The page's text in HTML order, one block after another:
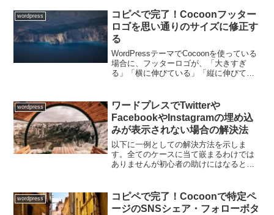
wordpress
コピペで完了！Cocoonフッター
ロゴを思い通りのサイズに修正す
る
WordPressテーマでCocoonを使っている
場合に、フッターロゴが、「大きすぎ
る」「横に伸びている」「縦に伸びてい
します。フッターロゴサイズを修正する
手順以下の手...
wordpress
ワードプレスでTwitterや
FacebookやInstagramの埋め込
みが表示されない場合の解決法
以下に一例としての解決方法を示しま
す。全てのケースに当て嵌まるわけでは
ありませんが初心者の助けにはなると思
ないときはトラッキング防止機能Firef...
wordpress
コピペで完了！Cocoonで特定ペ
ージのSNSシェア・フォローボタ